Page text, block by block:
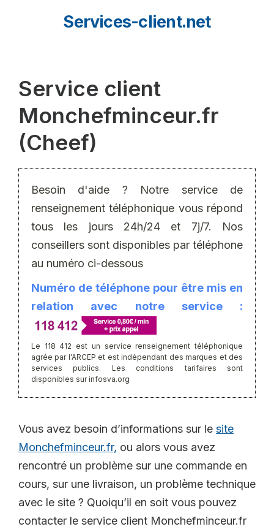
Services-client.net
Service client
Monchefminceur.fr
(Cheef)
Besoin d'aide ? Notre service de
renseignement téléphonique vous répond
tous les jours 24h/24 et 7j/7. Nos
conseillers sont disponibles par téléphone
au numéro ci-dessous
Numéro de téléphone pour être mis en
relation avec notre service :
Le 118 412 est un service renseignement téléphonique
agrée par l'ARCEP et est indépendant des marques et des
services publics. Les conditions tarifaires sont
disponibles sur infosva.org
Vous avez besoin d’informations sur le site
Monchefminceur.fr, ou alors vous avez
rencontré un problème sur une commande en
cours, sur une livraison, un problème technique
avec le site ? Quoiqu’il en soit vous pouvez
contacter le service client Monchefminceur.fr